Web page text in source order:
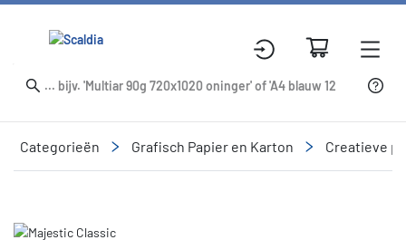
Categorieën Grafisch Papier en Karton Creatieve
Slide 1 of 6